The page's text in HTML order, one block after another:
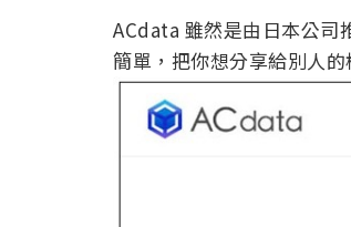
ACdata 雖然是由日本公司
簡單，把你想分享給別人